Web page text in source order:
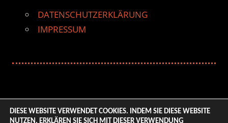
DATENSCHUTZERKLÄRUNG
IMPRESSUM
DIESE WEBSITE VERWENDET COOKIES. INDEM SIE DIESE WEBSITE
NUTZEN, ERKLÄREN SIE SICH MIT DIESER VERWENDUNG